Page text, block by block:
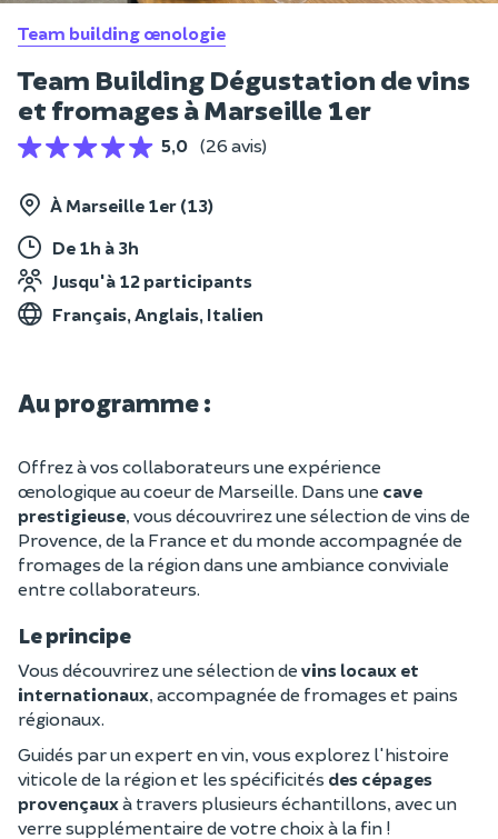
Team building œnologie
Team Building Dégustation de vins
et fromages à Marseille 1er
5,0 (26 avis)
À Marseille 1er (13)
De 1h à 3h
Jusqu'à 12 participants
Français, Anglais, Italien
Au programme :
Offrez à vos collaborateurs une expérience
œnologique au coeur de Marseille. Dans une cave
prestigieuse, vous découvrirez une sélection de vins de
Provence, de la France et du monde accompagnée de
fromages de la région dans une ambiance conviviale
entre collaborateurs.
Le principe
Vous découvrirez une sélection de vins locaux et
internationaux, accompagnée de fromages et pains
régionaux.
Guidés par un expert en vin, vous explorez l'histoire
viticole de la région et les spécificités des cépages
provençauxà travers plusieurs échantillons, avec un
verre supplémentaire de votre choix à la fin !